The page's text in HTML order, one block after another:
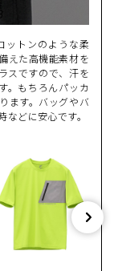
ットンのような柔
えた高機能素材を
スですので、汗を
。もちろんパッカ
ます。バッグやバ
どに安心です。